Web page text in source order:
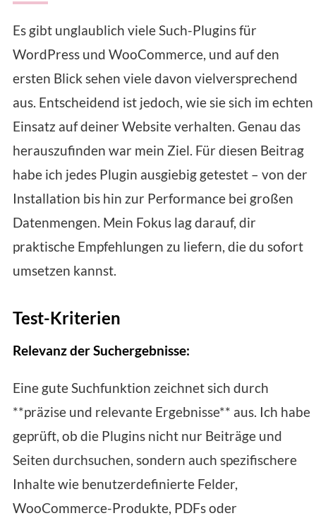
Es gibt unglaublich viele Such-Plugins für
WordPress und WooCommerce, und auf den
ersten Blick sehen viele davon vielversprechend
aus. Entscheidend ist jedoch, wie sie sich im echten
Einsatz auf deiner Website verhalten. Genau das
herauszufinden war mein Ziel. Für diesen Beitrag
habe ich jedes Plugin ausgiebig getestet – von der
Installation bis hin zur Performance bei großen
Datenmengen. Mein Fokus lag darauf, dir
praktische Empfehlungen zu liefern, die du sofort
umsetzen kannst.
Test-Kriterien
Relevanz der Suchergebnisse:
Eine gute Suchfunktion zeichnet sich durch
**präzise und relevante Ergebnisse** aus. Ich habe
geprüft, ob die Plugins nicht nur Beiträge und
Seiten durchsuchen, sondern auch spezifischere
Inhalte wie benutzerdefinierte Felder,
WooCommerce-Produkte, PDFs oder